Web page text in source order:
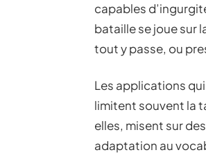
capables
bataille se joue sur
tout y passe, ou
Les applications
limitent souvent la
elles, misent sur
adaptation au